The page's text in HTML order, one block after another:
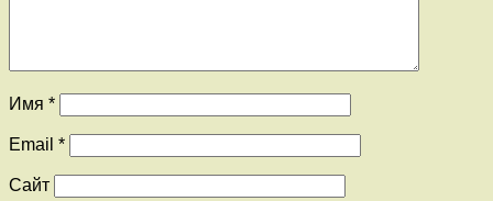
Имя *
Email *
Сайт